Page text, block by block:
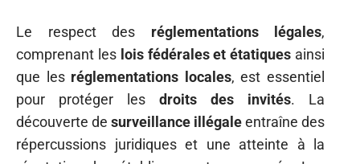
Le respect des réglementations légales,
comprenant les lois fédérales et étatiques ainsi
que les réglementations locales, est essentiel
pour protéger les droits des invités. La
découverte de surveillance illégaleentraîne des
répercussions juridiques et une atteinte à la